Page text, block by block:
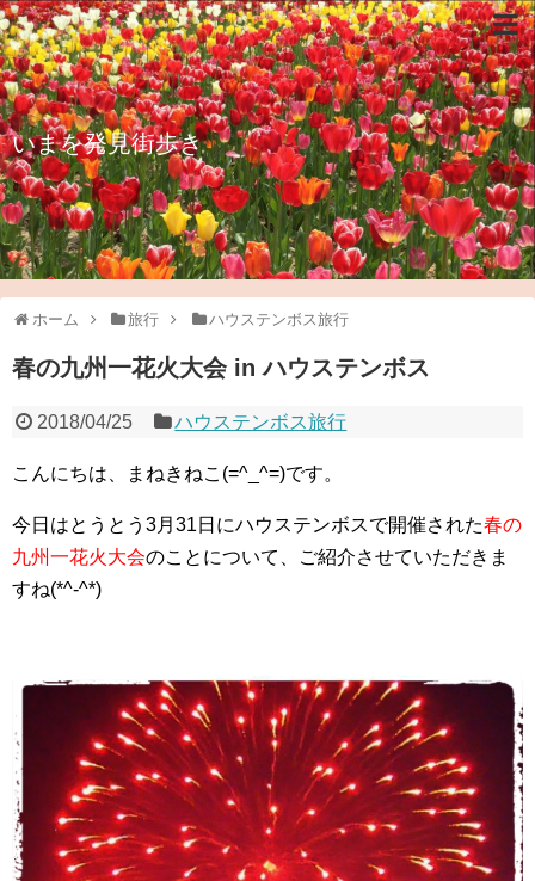
いまを発見街歩き
ホーム 旅行 ハウステンボス旅行
春の九州一花火大会 in ハウステンボス
2018/04/25 ハウステンボス旅行
こんにちは、まねきねこ(=^_^=)です。
今日はとうとう3月31日にハウステンボスで開催された春の
九州一花火大会のことについて、ご紹介させていただきま
すね(*^-^*)